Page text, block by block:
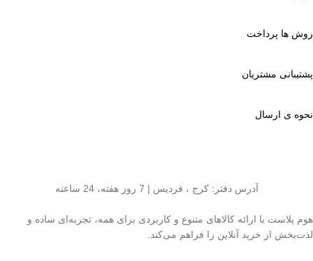
روش ها پرداخت
پشتیبانی مشتریان
نحوه ی ارسال
آدرس دفتر: کرج ، فردیس | 7 روز هفته، 24 ساعته
هوم پلاست با ارائه کالاهای متنوع و کاربردی برای همه، تجربه‌ای ساده و
لذت‌بخش از خرید آنلاین را فراهم می‌کند.